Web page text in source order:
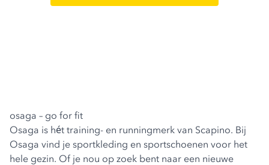
osaga – go for fit
Osaga is hét training- en runningmerk van Scapino. Bij
Osaga vind je sportkleding en sportschoenen voor het
hele gezin. Of je nou op zoek bent naar een nieuwe